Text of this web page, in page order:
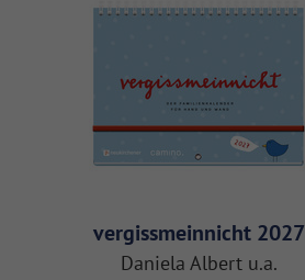
vergissmeinnicht 2027
Daniela Albert u.a.